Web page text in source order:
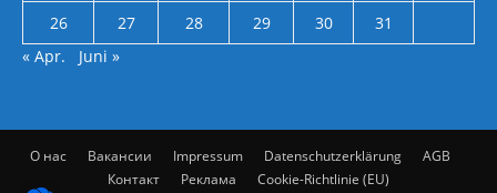
26
27 28 29 30
31
« Apr.
Juni »
О нас Вакансии Impressum Datenschutzerklärung
AGB
Контакт
Реклама Cookie-Richtlinie (EU)